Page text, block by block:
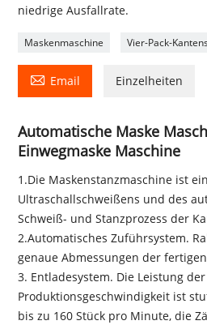
niedrige Ausfallrate.
Maskenmaschine Vier-Pack-
 Email Einzelheiten
Automatische Maske
Einwegmaske Maschine
1.Die Maskenstanzmaschine ist
Ultraschallschweißens und des
Schweiß- und Stanzprozess der
2.Automatisches Zuführsystem.
genaue Abmessungen der
3. Entladesystem. Die Leistung
Produktionsgeschwindigkeit ist
bis zu 160 Stück pro Minute, die